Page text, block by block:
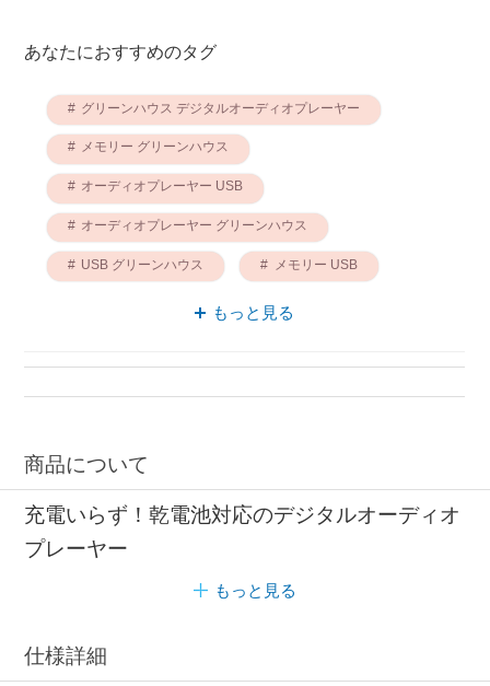
あなたにおすすめのタグ
グリーンハウス デジタルオーディオプレーヤー
メモリー グリーンハウス
オーディオプレーヤー USB
オーディオプレーヤー グリーンハウス
USB グリーンハウス メモリー USB
オーディオプレーヤー 録音可能
もっと見る
商品について
充電いらず！乾電池対応のデジタルオーディオ
プレーヤー
もっと見る
仕様詳細